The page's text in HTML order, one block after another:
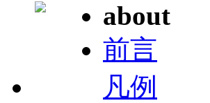
about
前言
凡例